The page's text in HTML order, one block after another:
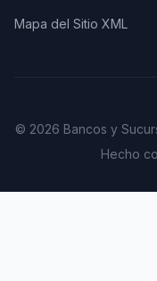
Mapa del Sitio XML
© 2026 Bancos y
Hecho